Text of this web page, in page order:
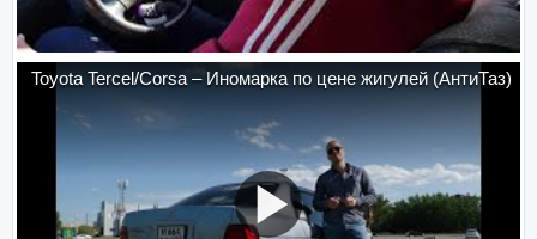
Toyota Tercel/Corsa – Иномарка по цене жигулей (АнтиТаз)